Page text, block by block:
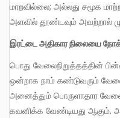
மாறவில்லை; அல்லது சமூக
அளவில் தூண்டவும் அவற்றால்
இரட்டை அதிகார நிலையை
பொது வேலைநிறுத்தத்தின் பின்னணியிலேயே, இப்போது ஒன்றன்பின்
ஒன்றாக நாம் கண்டுவரும்
அனைத்தும் பொருளாதார
கவனிக்க வேண்டியது ஆகும்.